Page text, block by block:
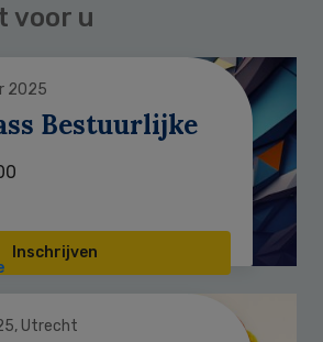
voor u
2025
Bestuurlijke
Inschrijven
Utrecht